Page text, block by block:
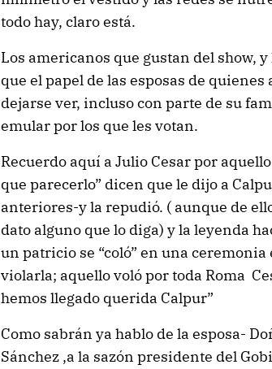
todo hay, claro está.
Los americanos que gustan del show,
que el papel de las esposas de
dejarse ver, incluso con parte de su
emular por los que les votan.
Recuerdo aquí a Julio Cesar por
que parecerlo” dicen que le dijo a
anteriores-y la repudió. ( aunque de
dato alguno que lo diga) y la leyenda
un patricio se “coló” en una
violarla; aquello voló por toda Roma
hemos llegado querida Calpur”
Como sabrán ya hablo de la esposa-
Sánchez ,a la sazón presidente del